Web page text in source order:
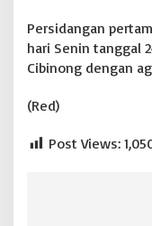
Persidangan
hari Senin tanggal
Cibinong dengan
(Red)
Post Views: